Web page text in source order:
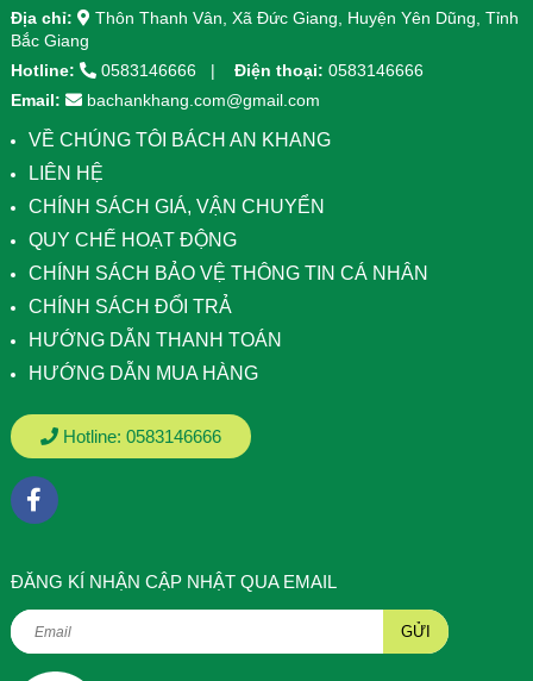
Địa chỉ:
Thôn Thanh Vân, Xã Đức Giang, Huyện Yên Dũng, Tỉnh
Bắc Giang
Hotline:
0583146666 Điện thoại: 0583146666
Email:
bachankhang.com@gmail.com
VỀ CHÚNG TÔI BÁCH AN KHANG
LIÊN HỆ
CHÍNH SÁCH GIÁ, VẬN CHUYỂN
QUY CHẾ HOẠT ĐỘNG
CHÍNH SÁCH BẢO VỆ THÔNG TIN CÁ NHÂN
CHÍNH SÁCH ĐỔI TRẢ
HƯỚNG DẪN THANH TOÁN
HƯỚNG DẪN MUA HÀNG
Hotline: 0583146666
ÐĂNG KÍ NHẬN CẬP NHẬT QUA EMAIL
GỬI